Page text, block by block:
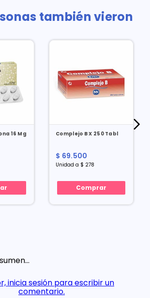
también vieron
16 Mg
Complejo B X 250 Tabl
$ 69.500
Unidad a $ 278
Comprar
inicia sesión para escribir un
comentario.